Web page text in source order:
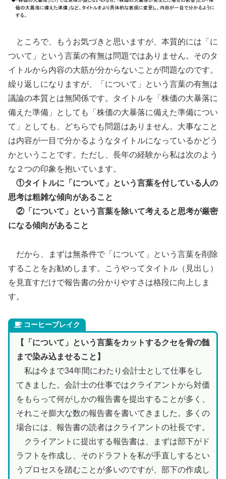
ところで、もうお気づきと思いますが、本質的には「に
ついて」という言葉の有無は問題ではありません。そのタ
イトルから内容の大筋が分からないことが問題なのです。
繰り返しになりますが、「について」という言葉の有無は
議論の本質とは無関係です。タイトルを「株価の大暴落に
備えた準備」としても「株価の大暴落に備えた準備につい
て」としても、どちらでも問題はありません。大事なこと
は内容が一目で分かるようなタイトルになっているかどう
かということです。ただし、長年の経験から私は次のよう
な２つの印象を抱いています。
①タイトルに「について」という言葉を付している人の
思考は粗雑な傾向があること
②「について」という言葉を除いて考えると思考が厳密
になる傾向があること
だから、まずは無条件で「について」という言葉を削除
することをお勧めします。こうやってタイトル（見出し）
を見直すだけで報告書の分かりやすさは格段に向上しま
す。
コーヒーブレイク
【「について」という言葉をカットするクセを骨の髄
まで染み込ませること】
私は今まで34年間にわたり会計士として仕事をし
てきました。会計士の仕事ではクライアントから対価
をもらって何がしかの報告書を提出することが多く、
それこそ膨大な数の報告書を書いてきました。多くの
場合には、報告書の読者はクライアントの社長です。
クライアントに提出する報告書は、まずは部下がド
ラフトを作成し、そのドラフトを私が手直しするとい
うプロセスを踏むことが多いのですが、部下の作成し